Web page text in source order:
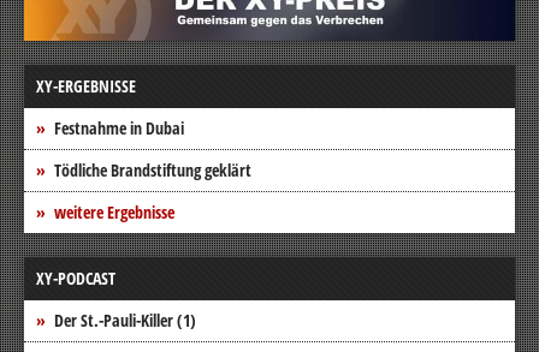
XY-ERGEBNISSE
Festnahme in Dubai
Tödliche Brandstiftung geklärt
weitere Ergebnisse
XY-PODCAST
Der St.-Pauli-Killer (1)